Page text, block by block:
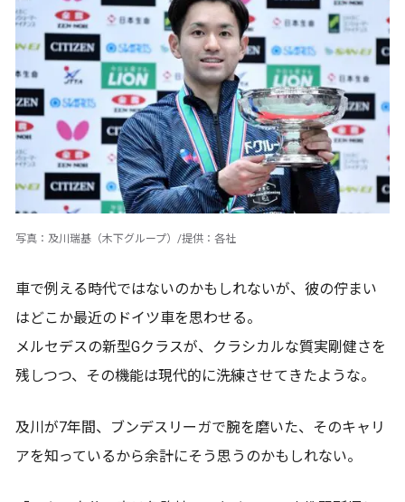
写真：及川瑞基（木下グループ）/提供：各社
車で例える時代ではないのかもしれないが、彼の佇まい
はどこか最近のドイツ車を思わせる。
メルセデスの新型Gクラスが、クラシカルな質実剛健さを
残しつつ、その機能は現代的に洗練させてきたような。
及川が7年間、ブンデスリーガで腕を磨いた、そのキャリ
アを知っているから余計にそう思うのかもしれない。